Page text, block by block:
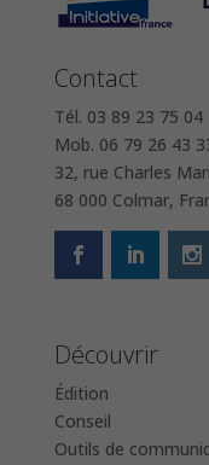
Contact
Tél. 03 89 23 75 04
Mob. 06 79 26 43
32, rue Charles
68 000 Colmar,
Découvrir
Édition
Conseil
Outils de